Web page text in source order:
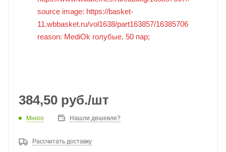
384,50 руб./шт
Много Нашли дешевле?
Рассчитать доставку